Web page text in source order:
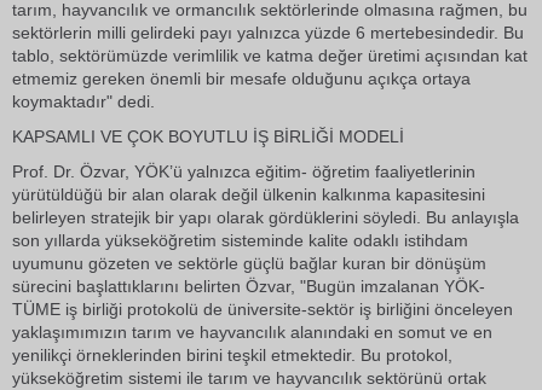
tarım, hayvancılık ve ormancılık sektörlerinde olmasına rağmen, bu
sektörlerin milli gelirdeki payı yalnızca yüzde 6 mertebesindedir. Bu
tablo, sektörümüzde verimlilik ve katma değer üretimi açısından kat
etmemiz gereken önemli bir mesafe olduğunu açıkça ortaya
koymaktadır" dedi.
KAPSAMLI VE ÇOK BOYUTLU İŞ BİRLİĞİ MODELİ
Prof. Dr. Özvar, YÖK’ü yalnızca eğitim- öğretim faaliyetlerinin
yürütüldüğü bir alan olarak değil ülkenin kalkınma kapasitesini
belirleyen stratejik bir yapı olarak gördüklerini söyledi. Bu anlayışla
son yıllarda yükseköğretim sisteminde kalite odaklı istihdam
uyumunu gözeten ve sektörle güçlü bağlar kuran bir dönüşüm
sürecini başlattıklarını belirten Özvar, "Bugün imzalanan YÖK-
TÜME iş birliği protokolü de üniversite-sektör iş birliğini önceleyen
yaklaşımımızın tarım ve hayvancılık alanındaki en somut ve en
yenilikçi örneklerinden birini teşkil etmektedir. Bu protokol,
yükseköğretim sistemi ile tarım ve hayvancılık sektörünü ortak